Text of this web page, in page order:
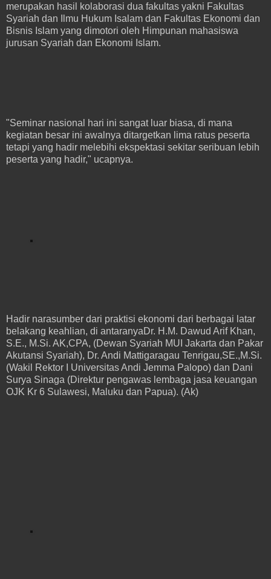
merupakan hasil kolaborasi dua fakultas yakni Fakultas
Syariah dan Ilmu Hukum Isalam dan Fakultas Ekonomi dan
Bisnis Islam yang dimotori oleh Himpunan mahasiswa
jurusan Syariah dan Ekonomi Islam.
"Seminar nasional hari ini sangat luar biasa, di mana
kegiatan besar ini awalnya ditargetkan lima ratus peserta
tetapi yang hadir melebihi ekspektasi sekitar seribuan lebih
peserta yang hadir," ucapnya.
Hadir narasumber dari praktisi ekonomi dari berbagai latar
belakang keahlian, di antaranyaDr. H.M. Dawud Arif Khan,
S.E., M.Si. AK,CPA, (Dewan Syariah MUI Jakarta dan Pakar
Akutansi Syariah), Dr. Andi Mattigaragau Tenrigau,SE.,M.Si.
(Wakil Rektor I Universitas Andi Jemma Palopo) dan Dani
Surya Sinaga (Direktur pengawas lembaga jasa keuangan
OJK Kr 6 Sulawesi, Maluku dan Papua). (Ak)